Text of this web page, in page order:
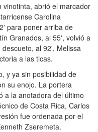
vinotinta, abrió el marcador
Carolina
para poner arriba de
Granados, al 55', volvió a
al 92', Melissa
a las ticas.
y ya sin posibilidad de
su enojo. La portera
a la anotadora del último
de Costa Rica, Carlos
fue ordenada por el
Zseremeta.